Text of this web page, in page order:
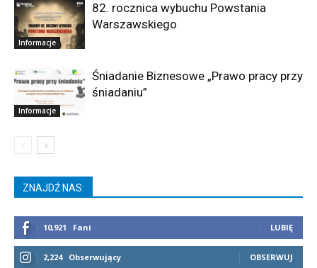
Informacje
82. rocznica wybuchu Powstania
Warszawskiego
Informacje
Śniadanie Biznesowe „Prawo pracy przy
śniadaniu”
ZNAJDŹ NAS:
10,921 Fani LUBIĘ
2,224 Obserwujący OBSERWUJ